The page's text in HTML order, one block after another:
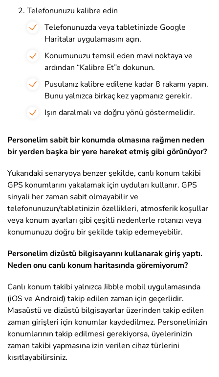
Telefonunuzu kalibre edin
Telefonunuzda veya tabletinizde Google
Haritalar uygulamasını açın.
Konumunuzu temsil eden mavi noktaya ve
ardından “Kalibre Et”e dokunun.
Pusulanız kalibre edilene kadar 8 rakamı yapın.
Bunu yalnızca birkaç kez yapmanız gerekir.
Işın daralmalı ve doğru yönü göstermelidir.
Personelim sabit bir konumda olmasına rağmen neden
bir yerden başka bir yere hareket etmiş gibi görünüyor?
Yukarıdaki senaryoya benzer şekilde, canlı konum takibi
GPS konumlarını yakalamak için uyduları kullanır. GPS
sinyali her zaman sabit olmayabilir ve
telefonunuzun/tabletinizin özellikleri, atmosferik koşullar
veya konum ayarları gibi çeşitli nedenlerle rotanızı veya
konumunuzu doğru bir şekilde takip edemeyebilir.
Personelim dizüstü bilgisayarını kullanarak giriş yaptı.
Neden onu canlı konum haritasında göremiyorum?
Canlı konum takibi yalnızca Jibble mobil uygulamasında
(iOS ve Android) takip edilen zaman için geçerlidir.
Masaüstü ve dizüstü bilgisayarlar üzerinden takip edilen
zaman girişleri için konumlar kaydedilmez. Personelinizin
konumlarının takip edilmesi gerekiyorsa, üyelerinizin
zaman takibi yapmasına izin verilen cihaz türlerini
kısıtlayabilirsiniz.